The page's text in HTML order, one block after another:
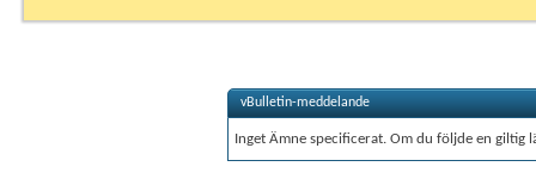
vBulletin-meddelande
Inget Ämne specificerat. Om du följde en giltig